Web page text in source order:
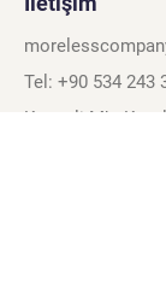
Tel: +90 534 243
Kırcaali Mh.